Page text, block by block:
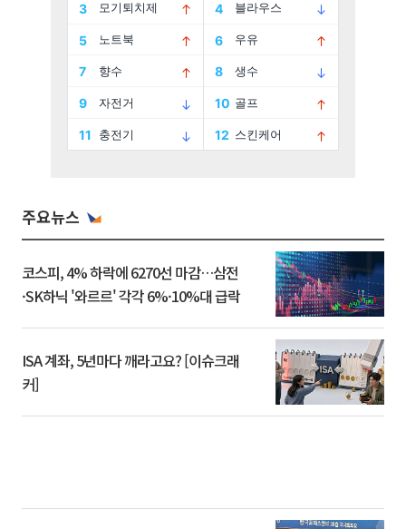
주요뉴스
코스피, 4% 하락에 6270선 마감…삼전
·SK하닉 '와르르' 각각 6%·10%대 급락
ISA 계좌, 5년마다 깨라고요? [이슈크래
커]